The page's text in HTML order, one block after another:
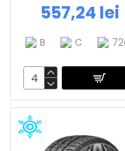
557,24 lei
B C